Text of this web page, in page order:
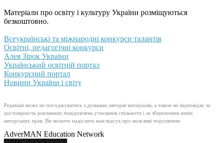
Матеріали про освіту і культуру України розміщуються
безкоштовно.
Всеукраїнські та міжнародні конкурси талантів
Освітні, педагогічні конкурси
Алея Зірок України
Український освітній портал
Конкурсний портал
Новини України і світу
Редакція може не погоджуватись з думками авторів матеріалів, а також не відповідає за
достовірність рекламних повідомлень учасників спільноти і за збереження ними
авторських прав. Ви можете надіслати нам відгук про можливі порушення.
AdverMAN Education Network